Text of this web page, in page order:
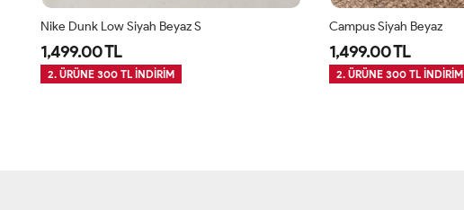
Nike Dunk Low Siyah Beyaz S
1,499.00 TL
2. ÜRÜNE 300 TL İNDİRİM
Campus Siyah Beyaz
1,499.00 TL
2. ÜRÜNE 300 TL İNDİRİM